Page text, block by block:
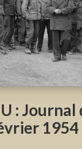
: Journal
1954